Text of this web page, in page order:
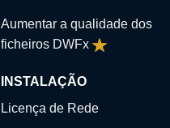
Aumentar a qualidade dos
ficheiros DWFx
INSTALAÇÃO
Licença de Rede